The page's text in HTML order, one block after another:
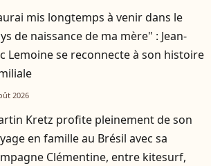
mis longtemps à venir dans le
de naissance de ma mère" : Jean-
Lemoine se reconnecte à son histoire
2026
Kretz profite pleinement de son
en famille au Brésil avec sa
Clémentine, entre kitesurf,